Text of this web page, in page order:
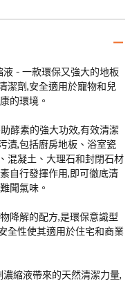
- 一款環保又強大的地板
潔劑,安全適用於寵物和兒
的環境。
酵素的強大功效,有效清潔
漬,包括廚房地板、浴室瓷
混凝土、大理石和封閉石材
自行發揮作用,即可徹底清
聞氣味。
降解的配方,是環保意識型
全性使其適用於住宅和商業
縮液帶來的天然清潔力量,